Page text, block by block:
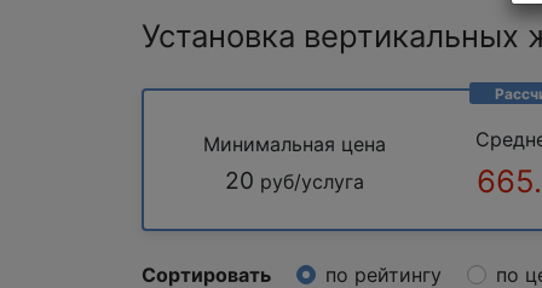
Установка вертикальных
Минимальная цена
20 руб/услуга
Сортировать по рейтингу по